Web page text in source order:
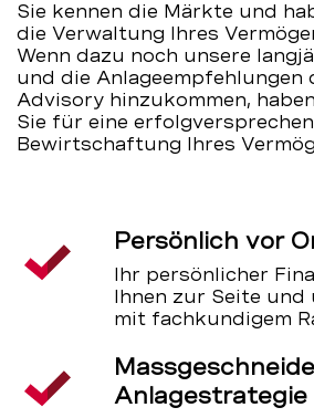
Sie kennen die Märkte und
die Verwaltung Ihres
Wenn dazu noch unsere
und die Anlageempfehlungen
Advisory hinzukommen,
Sie für eine
Bewirtschaftung Ihres
Persönlich vor
Ihr persönlicher
Ihnen zur Seite
mit fachkundigem
Anlagestrategie